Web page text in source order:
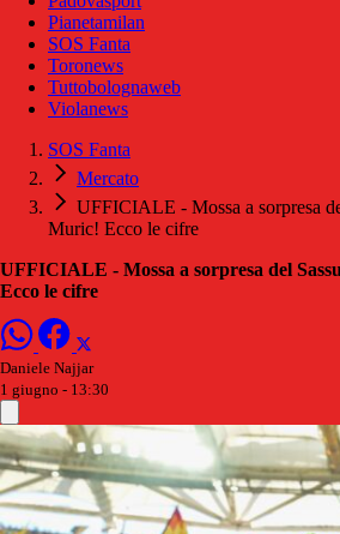
Pianetamilan
SOS Fanta
Toronews
Tuttobolognaweb
Violanews
SOS Fanta
Mercato
UFFICIALE - Mossa a sorpresa
Muric! Ecco le cifre
UFFICIALE - Mossa a sorpresa del
Ecco le cifre
Daniele Najjar
1 giugno - 13:30